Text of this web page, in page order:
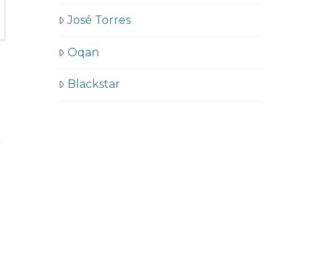
José Torres
Oqan
Blackstar